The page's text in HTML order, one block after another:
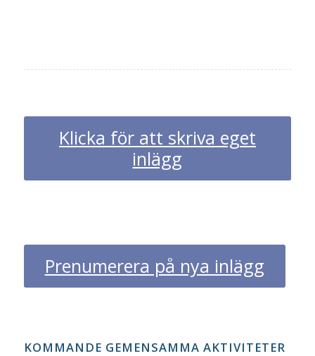
Klicka för att skriva eget
inlägg
Prenumerera på nya inlägg
KOMMANDE GEMENSAMMA AKTIVITETER